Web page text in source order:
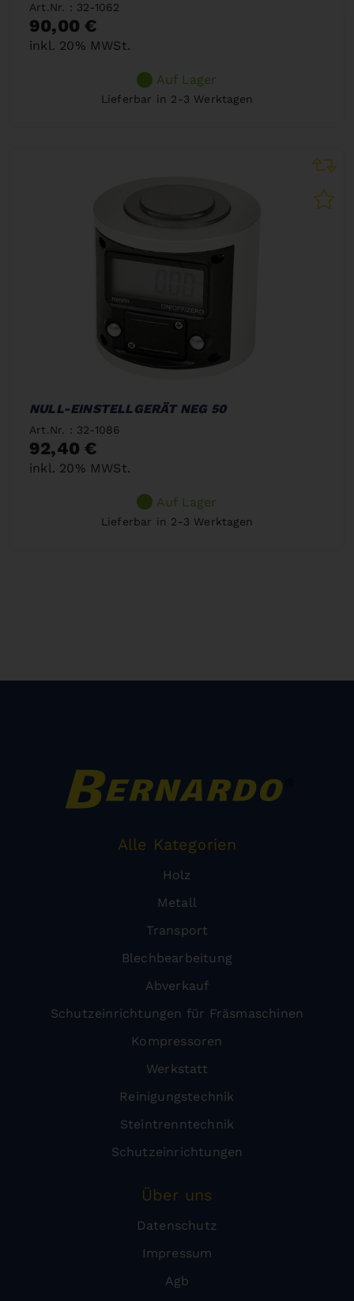
Art.Nr. : 32-1062
90,00 €
inkl. 20% MWSt.
Auf Lager
Lieferbar in 2-3 Werktagen
NULL-EINSTELLGERÄT NEG 50
Art.Nr. : 32-1086
92,40 €
inkl. 20% MWSt.
Auf Lager
Lieferbar in 2-3 Werktagen
Alle Kategorien
Holz
Metall
Transport
Blechbearbeitung
Abverkauf
Schutzeinrichtungen für Fräsmaschinen
Kompressoren
Werkstatt
Reinigungstechnik
Steintrenntechnik
Schutzeinrichtungen
Über uns
Datenschutz
Impressum
Agb